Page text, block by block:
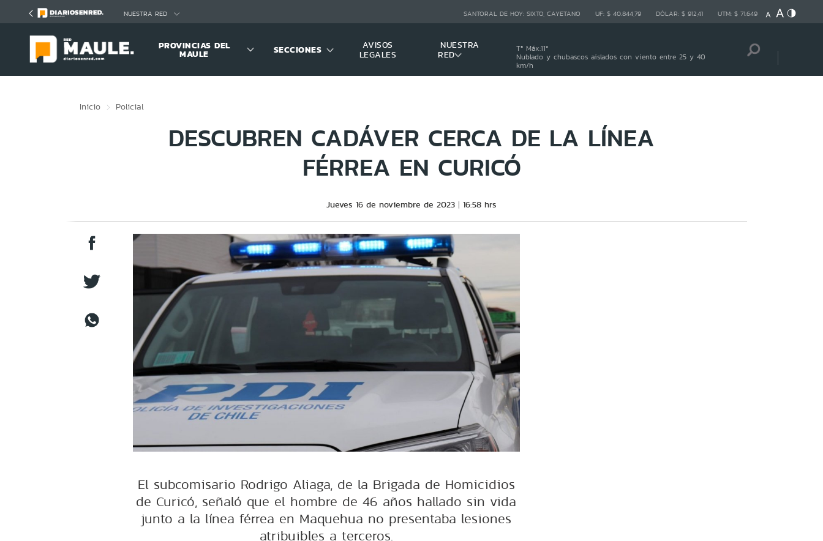
NUESTRA RED SANTORAL DE HOY: SIXTO, CAYETANO UF: $ 40.844,79 DÓLAR: $ 912,41 UTM: $ 71.649
PROVINCIAS DEL
MAULE SECCIONES
AVISOS
LEGALES
NUESTRA
RED
Tª Máx:11º
Nublado y chubascos aislados con viento entre 25 y 40
km/h
Inicio Policial
DESCUBREN CADÁVER CERCA DE LA LÍNEA
FÉRREA EN CURICÓ
Jueves 16 de noviembre de 2023 16:58 hrs
El subcomisario Rodrigo Aliaga, de la Brigada de Homicidios
de Curicó, señaló que el hombre de 46 años hallado sin vida
junto a la línea férrea en Maquehua no presentaba lesiones
atribuibles a terceros.